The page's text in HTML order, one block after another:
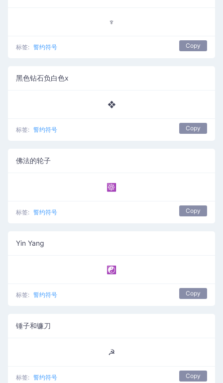
♆
标签: 誓约符号 Copy
黑色钻石负白色x
❖
标签: 誓约符号 Copy
佛法的轮子
☸
标签: 誓约符号 Copy
Yin Yang
☯
标签: 誓约符号 Copy
锤子和镰刀
☭
标签: 誓约符号 Copy